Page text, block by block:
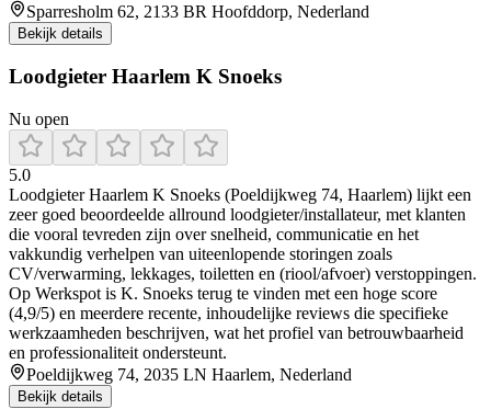
Sparresholm 62, 2133 BR Hoofddorp, Nederland
Bekijk details
Loodgieter Haarlem K Snoeks
Nu open
5.0
Loodgieter Haarlem K Snoeks (Poeldijkweg 74, Haarlem) lijkt een
zeer goed beoordeelde allround loodgieter/installateur, met klanten
die vooral tevreden zijn over snelheid, communicatie en het
vakkundig verhelpen van uiteenlopende storingen zoals
CV/verwarming, lekkages, toiletten en (riool/afvoer) verstoppingen.
Op Werkspot is K. Snoeks terug te vinden met een hoge score
(4,9/5) en meerdere recente, inhoudelijke reviews die specifieke
werkzaamheden beschrijven, wat het profiel van betrouwbaarheid
en professionaliteit ondersteunt.
Poeldijkweg 74, 2035 LN Haarlem, Nederland
Bekijk details